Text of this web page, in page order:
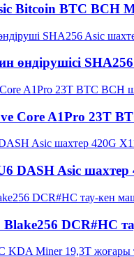
Bitcoin BTC BCH
өндірушісі
Core A1Pro 23T
DASH Asic шахтер
Blake256 DCR#HC